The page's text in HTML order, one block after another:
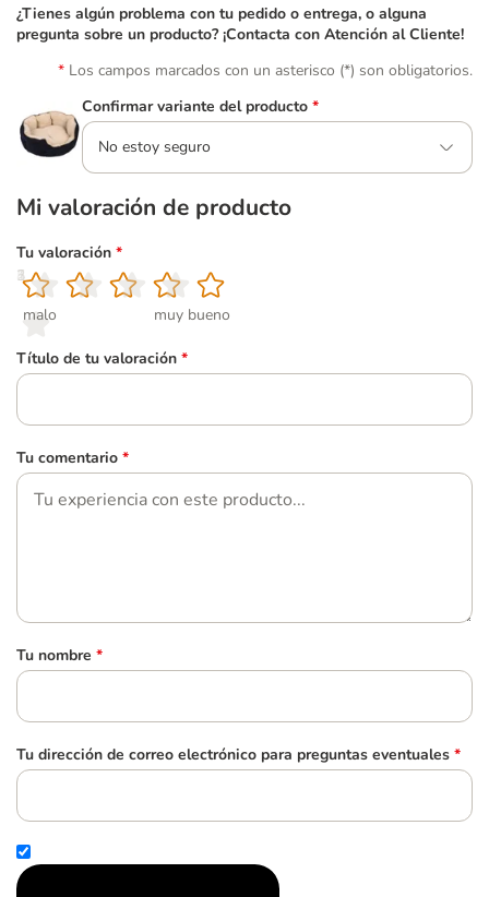
¿Tienes algún problema con tu pedido o entrega, o alguna
pregunta sobre un producto? ¡Contacta con Atención al Cliente!
Los campos marcados con un asterisco (*) son obligatorios.
Confirmar variante del producto *
No estoy seguro
Mi valoración de producto
Tu valoración *
1
malo
2
3
4
5
muy bueno
Título de tu valoración *
Tu comentario *
Tu nombre *
Tu dirección de correo electrónico para preguntas eventuales *